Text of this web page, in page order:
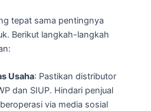
tepat sama pentingnya
Berikut langkah-langkah
Usaha: Pastikan distributor
dan SIUP. Hindari penjual
via media sosial